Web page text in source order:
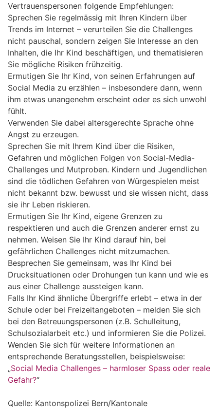
Vertrauenspersonen folgende Empfehlungen:
Sprechen Sie regelmässig mit Ihren Kindern über
Trends im Internet – verurteilen Sie die Challenges
nicht pauschal, sondern zeigen Sie Interesse an den
Inhalten, die Ihr Kind beschäftigen, und thematisieren
Sie mögliche Risiken frühzeitig.
Ermutigen Sie Ihr Kind, von seinen Erfahrungen auf
Social Media zu erzählen – insbesondere dann, wenn
ihm etwas unangenehm erscheint oder es sich unwohl
fühlt.
Verwenden Sie dabei altersgerechte Sprache ohne
Angst zu erzeugen.
Sprechen Sie mit Ihrem Kind über die Risiken,
Gefahren und möglichen Folgen von Social-Media-
Challenges und Mutproben. Kindern und Jugendlichen
sind die tödlichen Gefahren von Würgespielen meist
nicht bekannt bzw. bewusst und sie wissen nicht, dass
sie ihr Leben riskieren.
Ermutigen Sie Ihr Kind, eigene Grenzen zu
respektieren und auch die Grenzen anderer ernst zu
nehmen. Weisen Sie Ihr Kind darauf hin, bei
gefährlichen Challenges nicht mitzumachen.
Besprechen Sie gemeinsam, was Ihr Kind bei
Drucksituationen oder Drohungen tun kann und wie es
aus einer Challenge aussteigen kann.
Falls Ihr Kind ähnliche Übergriffe erlebt – etwa in der
Schule oder bei Freizeitangeboten – melden Sie sich
bei den Betreuungspersonen (z.B. Schulleitung,
Schulsozialarbeit etc.) und informieren Sie die Polizei.
Wenden Sie sich für weitere Informationen an
entsprechende Beratungsstellen, beispielsweise:
„Social Media Challenges – harmloser Spass oder reale
Gefahr?“
Quelle: Kantonspolizei Bern/Kantonale